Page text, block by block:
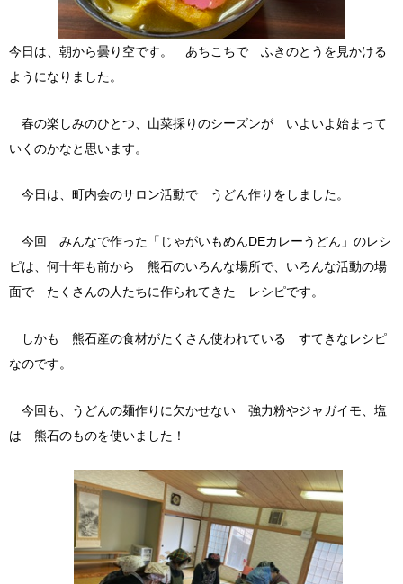
今日は、朝から曇り空です。 あちこちで ふきのとうを見かける
ようになりました。
春の楽しみのひとつ、山菜採りのシーズンが いよいよ始まって
いくのかなと思います。
今日は、町内会のサロン活動で うどん作りをしました。
今回 みんなで作った「じゃがいもめんDEカレーうどん」のレシ
ピは、何十年も前から 熊石のいろんな場所で、いろんな活動の場
面で たくさんの人たちに作られてきた レシピです。
しかも 熊石産の食材がたくさん使われている すてきなレシピ
なのです。
今回も、うどんの麺作りに欠かせない 強力粉やジャガイモ、塩
は 熊石のものを使いました！